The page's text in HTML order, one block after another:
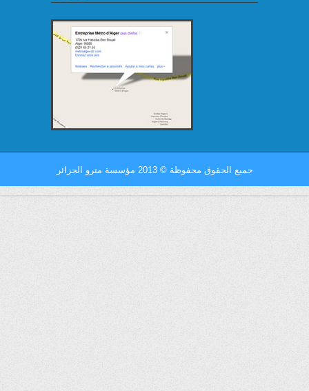
جميع الحقوق محفوظة© 2013 مؤسسة مترو الجزائر